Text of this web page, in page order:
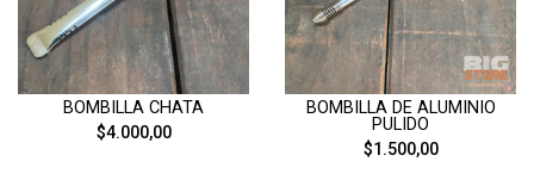
BOMBILLA CHATA
$4.000,00
BOMBILLA DE ALUMINIO
PULIDO
$1.500,00